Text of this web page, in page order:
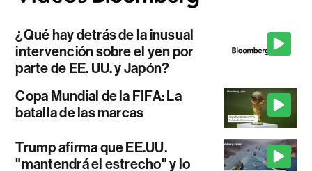
¿Qué hay detrás de la inusual
intervención sobre el yen por
parte de EE. UU. y Japón?
Copa Mundial de la FIFA: La
batalla de las marcas
Trump afirma que EE.UU.
"mantendrá el estrecho" y lo